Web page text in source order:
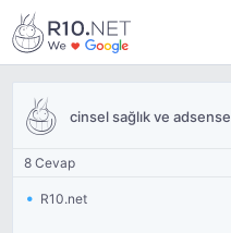
cinsel sağlık ve adsense
8 Cevap
R10.net